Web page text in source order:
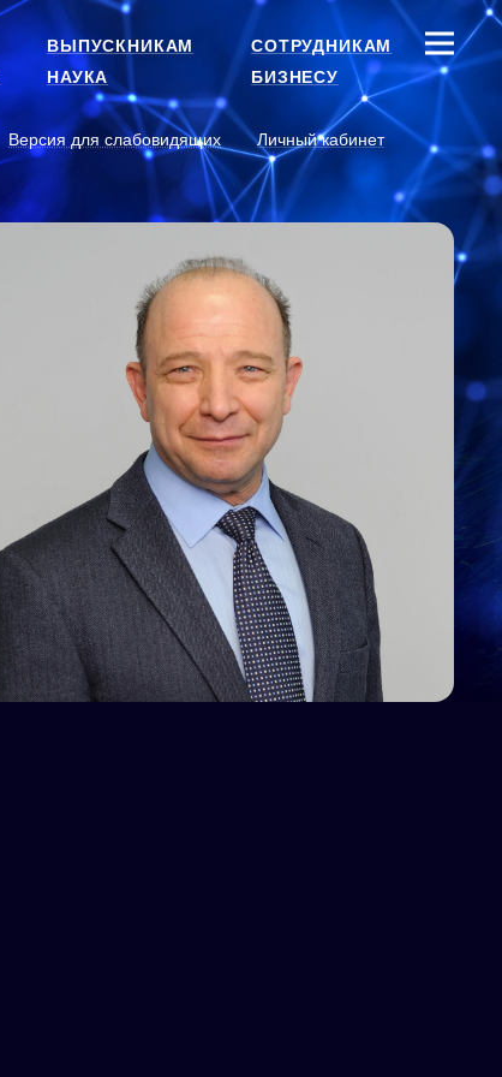
ВЫПУСКНИКАМ
СОТРУДНИКАМ
НАУКА БИЗНЕСУ
Версия для слабовидящих
Личный кабинет